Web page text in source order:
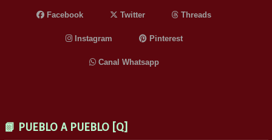
Facebook Twitter Threads
Instagram Pinterest
Canal Whatsapp
📗 PUEBLO A PUEBLO [Q]